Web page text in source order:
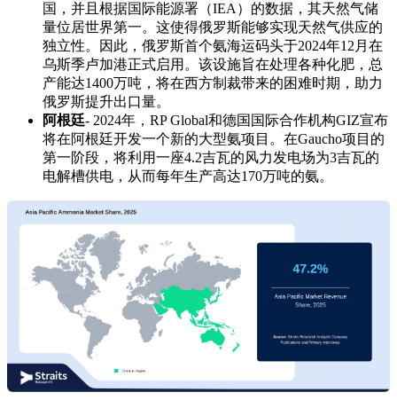
国，并且根据国际能源署（IEA）的数据，其天然气储
量位居世界第一。这使得俄罗斯能够实现天然气供应的
独立性。因此，俄罗斯首个氨海运码头于2024年12月在
乌斯季卢加港正式启用。该设施旨在处理各种化肥，总
产能达1400万吨，将在西方制裁带来的困难时期，助力
俄罗斯提升出口量。
阿根廷- 2024年，RP Global和德国国际合作机构GIZ宣布
将在阿根廷开发一个新的大型氨项目。在Gaucho项目的
第一阶段，将利用一座4.2吉瓦的风力发电场为3吉瓦的
电解槽供电，从而每年生产高达170万吨的氨。